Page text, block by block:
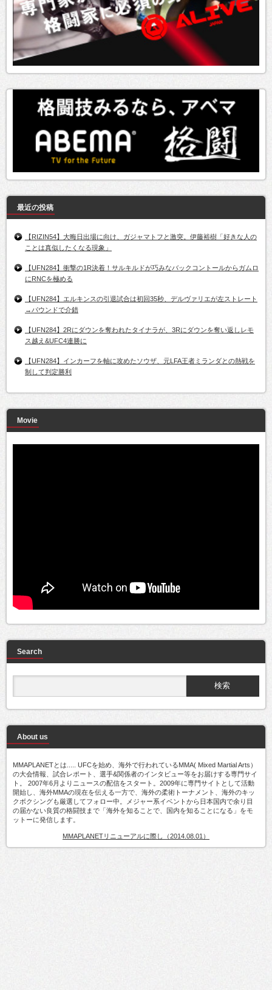
最近の投稿
【RIZIN54】大晦日出場に向け、ガジャマトフと激突。伊藤裕樹「好きな人の
ことは真似したくなる現象」
【UFN284】衝撃の1R決着！サルキルドが巧みなバックコントールからガムロ
にRNCを極める
【UFN284】エルキンスの引退試合は初回35秒、デルヴァリエが左ストレート
→パウンドで介錯
【UFN284】2Rにダウンを奪われたタイナラが、3Rにダウンを奪い返しレモ
ス越え&UFC4連勝に
【UFN284】インカーフを軸に攻めたソウザ、元LFA王者ミランダとの熱戦を
制して判定勝利
Movie
Search
About us
MMAPLANETとは..... UFCを始め、海外で行われているMMA( Mixed Martial Arts）
の大会情報、試合レポート、選手&関係者のインタビュー等をお届けする専門サイ
ト。 2007年6月よりニュースの配信をスタート。2009年に専門サイトとして活動
開始し、海外MMAの現在を伝える一方で、海外の柔術トーナメント、海外のキッ
クボクシングも厳選してフォロー中。メジャー系イベントから日本国内で余り目
の届かない良質の格闘技まで「海外を知ることで、国内を知ることになる」をモ
ットーに発信します。
MMAPLANETリニューアルに際し（2014.08.01）